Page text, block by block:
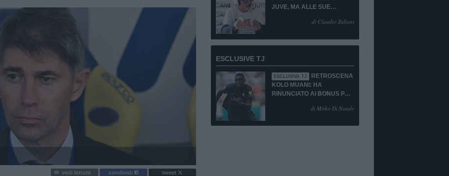
vedi letture condividi tweet
JUVE, MA ALLE SUE
di Claudio Zuliani
ESCLUSIVE TJ
ESCLUSIVA TJ
RETROSCENA
KOLO MUANI: HA
RINUNCIATO AI BONUS PUR
di Mirko Di Natale